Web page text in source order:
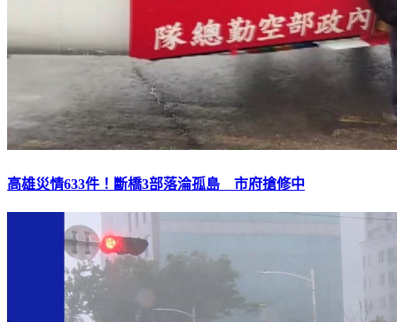
高雄災情633件！斷橋3部落淪孤島 市府搶修中